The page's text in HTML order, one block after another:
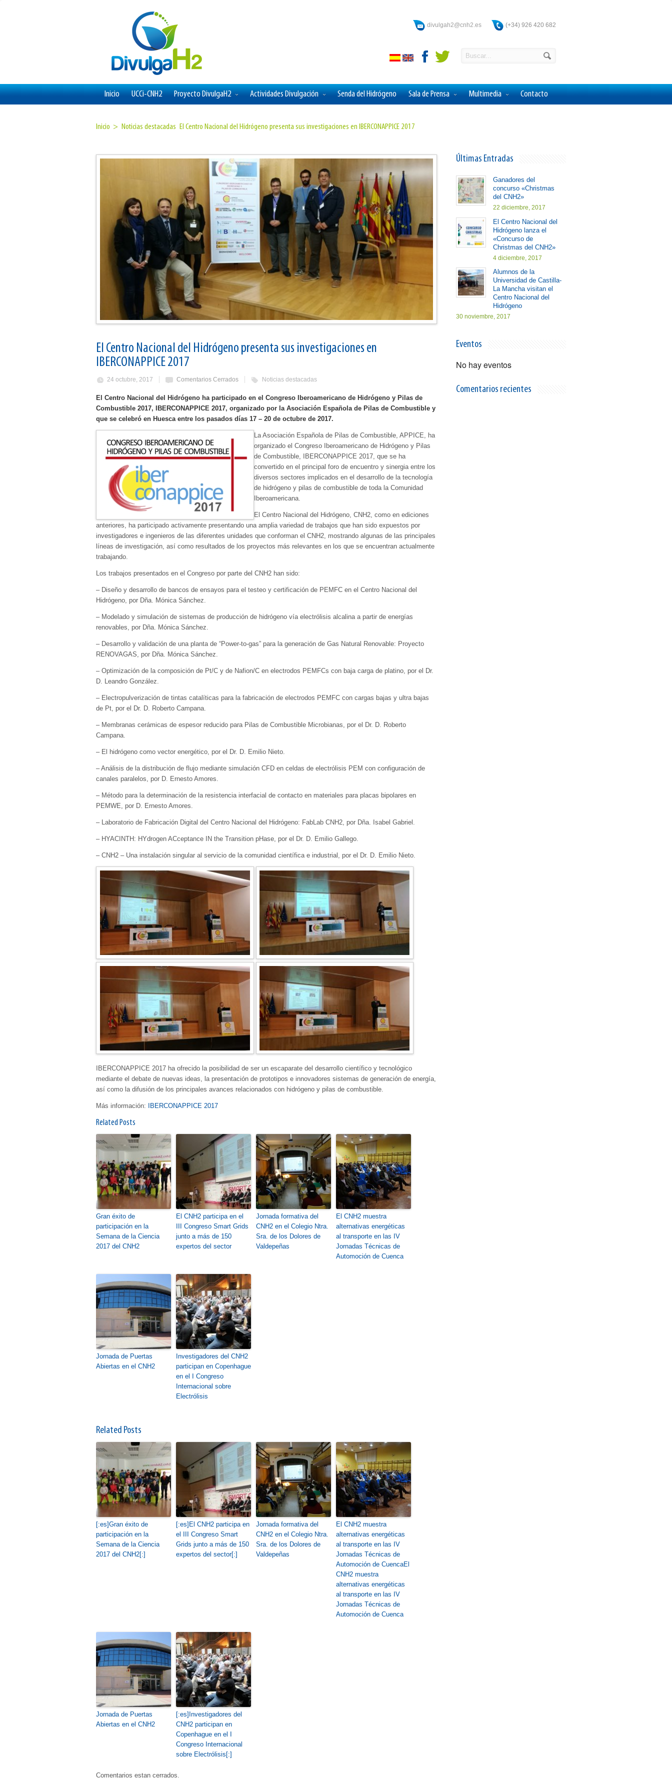
(+34) 926 420 682
divulgah2@cnh2.es
Inicio UCCi-CNH2 Proyecto DivulgaH2 Actividades Divulgación Senda del Hidrógeno Sala de Prensa Multimedia Contacto
Inicio > Noticias destacadas El Centro Nacional del Hidrógeno presenta sus investigaciones en IBERCONAPPICE 2017
El Centro Nacional del Hidrógeno presenta sus investigaciones en
IBERCONAPPICE 2017
24 octubre, 2017 Comentarios Cerrados Noticias destacadas
El Centro Nacional del Hidrógeno ha participado en el Congreso Iberoamericano de Hidrógeno y Pilas de
Combustible 2017, IBERCONAPPICE 2017, organizado por la Asociación Española de Pilas de Combustible y
que se celebró en Huesca entre los pasados días 17 – 20 de octubre de 2017.
La Asociación Española de Pilas de Combustible, APPICE, ha
organizado el Congreso Iberoamericano de Hidrógeno y Pilas
de Combustible, IBERCONAPPICE 2017, que se ha
convertido en el principal foro de encuentro y sinergia entre los
diversos sectores implicados en el desarrollo de la tecnología
de hidrógeno y pilas de combustible de toda la Comunidad
Iberoamericana.
El Centro Nacional del Hidrógeno, CNH2, como en ediciones
anteriores, ha participado activamente presentando una amplia variedad de trabajos que han sido expuestos por
investigadores e ingenieros de las diferentes unidades que conforman el CNH2, mostrando algunas de las principales
líneas de investigación, así como resultados de los proyectos más relevantes en los que se encuentran actualmente
trabajando.
Los trabajos presentados en el Congreso por parte del CNH2 han sido:
– Diseño y desarrollo de bancos de ensayos para el testeo y certificación de PEMFC en el Centro Nacional del
Hidrógeno, por Dña. Mónica Sánchez.
– Modelado y simulación de sistemas de producción de hidrógeno vía electrólisis alcalina a partir de energías
renovables, por Dña. Mónica Sánchez.
– Desarrollo y validación de una planta de “Power-to-gas” para la generación de Gas Natural Renovable: Proyecto
RENOVAGAS, por Dña. Mónica Sánchez.
– Optimización de la composición de Pt/C y de Nafion/C en electrodos PEMFCs con baja carga de platino, por el Dr.
D. Leandro González.
– Electropulverización de tintas catalíticas para la fabricación de electrodos PEMFC con cargas bajas y ultra bajas
de Pt, por el Dr. D. Roberto Campana.
– Membranas cerámicas de espesor reducido para Pilas de Combustible Microbianas, por el Dr. D. Roberto
Campana.
– El hidrógeno como vector energético, por el Dr. D. Emilio Nieto.
– Análisis de la distribución de flujo mediante simulación CFD en celdas de electrólisis PEM con configuración de
canales paralelos, por D. Ernesto Amores.
– Método para la determinación de la resistencia interfacial de contacto en materiales para placas bipolares en
PEMWE, por D. Ernesto Amores.
– Laboratorio de Fabricación Digital del Centro Nacional del Hidrógeno: FabLab CNH2, por Dña. Isabel Gabriel.
– HYACINTH: HYdrogen ACceptance IN the Transition pHase, por el Dr. D. Emilio Gallego.
– CNH2 – Una instalación singular al servicio de la comunidad científica e industrial, por el Dr. D. Emilio Nieto.
IBERCONAPPICE 2017 ha ofrecido la posibilidad de ser un escaparate del desarrollo científico y tecnológico
mediante el debate de nuevas ideas, la presentación de prototipos e innovadores sistemas de generación de energía,
así como la difusión de los principales avances relacionados con hidrógeno y pilas de combustible.
Más información: IBERCONAPPICE 2017
Related Posts
Gran éxito de
participación en la
Semana de la Ciencia
2017 del CNH2
El CNH2 participa en el
III Congreso Smart Grids
junto a más de 150
expertos del sector
Jornada formativa del
CNH2 en el Colegio Ntra.
Sra. de los Dolores de
Valdepeñas
El CNH2 muestra
alternativas energéticas
al transporte en las IV
Jornadas Técnicas de
Automoción de Cuenca
Jornada de Puertas
Abiertas en el CNH2
Investigadores del CNH2
participan en Copenhague
en el I Congreso
Internacional sobre
Electrólisis
Related Posts
[:es]Gran éxito de
participación en la
Semana de la Ciencia
2017 del CNH2[:]
[:es]El CNH2 participa en
el III Congreso Smart
Grids junto a más de 150
expertos del sector[:]
Jornada formativa del
CNH2 en el Colegio Ntra.
Sra. de los Dolores de
Valdepeñas
El CNH2 muestra
alternativas energéticas
al transporte en las IV
Jornadas Técnicas de
Automoción de CuencaEl
CNH2 muestra
alternativas energéticas
al transporte en las IV
Jornadas Técnicas de
Automoción de Cuenca
Jornada de Puertas
Abiertas en el CNH2
[:es]Investigadores del
CNH2 participan en
Copenhague en el I
Congreso Internacional
sobre Electrólisis[:]
Comentarios estan cerrados.
Últimas Entradas
Ganadores del
concurso «Christmas
del CNH2»
22 diciembre, 2017
El Centro Nacional del
Hidrógeno lanza el
«Concurso de
Christmas del CNH2»
4 diciembre, 2017
Alumnos de la
Universidad de Castilla-
La Mancha visitan el
Centro Nacional del
Hidrógeno
30 noviembre, 2017
Eventos
No hay eventos
Comentarios recientes